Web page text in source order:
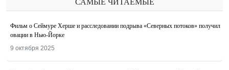
САМЫЕ ЧИТАЕМЫЕ
Фильм о Сеймуре Херше и расследовании подрыва «Северных потоков» получил
овации в Нью-Йорке
9 октября 2025